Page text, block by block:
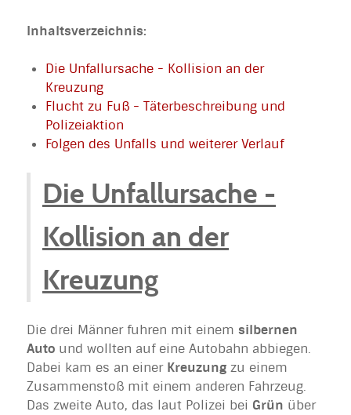
Inhaltsverzeichnis:
Die Unfallursache - Kollision an der
Kreuzung
Flucht zu Fuß - Täterbeschreibung und
Polizeiaktion
Folgen des Unfalls und weiterer Verlauf
Die Unfallursache -
Kollision an der
Kreuzung
Die drei Männer fuhren mit einem silbernen
Auto und wollten auf eine Autobahn abbiegen.
Dabei kam es an einer Kreuzung zu einem
Zusammenstoß mit einem anderen Fahrzeug.
Das zweite Auto, das laut Polizei bei Grün über